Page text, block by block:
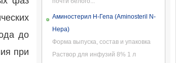
до
при
Аминостерил Н-Гепа (Aminosteril N-
Hepa)
Форма выпуска, состав и упаковка
Раствор для инфузий 8% 1 л